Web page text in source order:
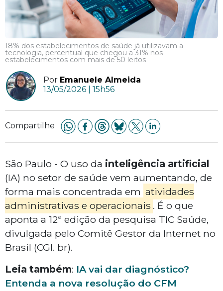
18% dos estabelecimentos de saúde já utilizavam a
tecnologia, percentual que chegou a 31% nos
estabelecimentos com mais de 50 leitos
Por Emanuele Almeida
13/05/2026 | 15h56
Compartilhe
São Paulo - O uso da inteligência artificial
(IA) no setor de saúde vem aumentando, de
forma mais concentrada em atividades
administrativas e operacionais . É o que
aponta a 12ª edição da pesquisa TIC Saúde,
divulgada pelo Comitê Gestor da Internet no
Brasil (CGI. br).
Leia também: IA vai dar diagnóstico?
Entenda a nova resolução do CFM